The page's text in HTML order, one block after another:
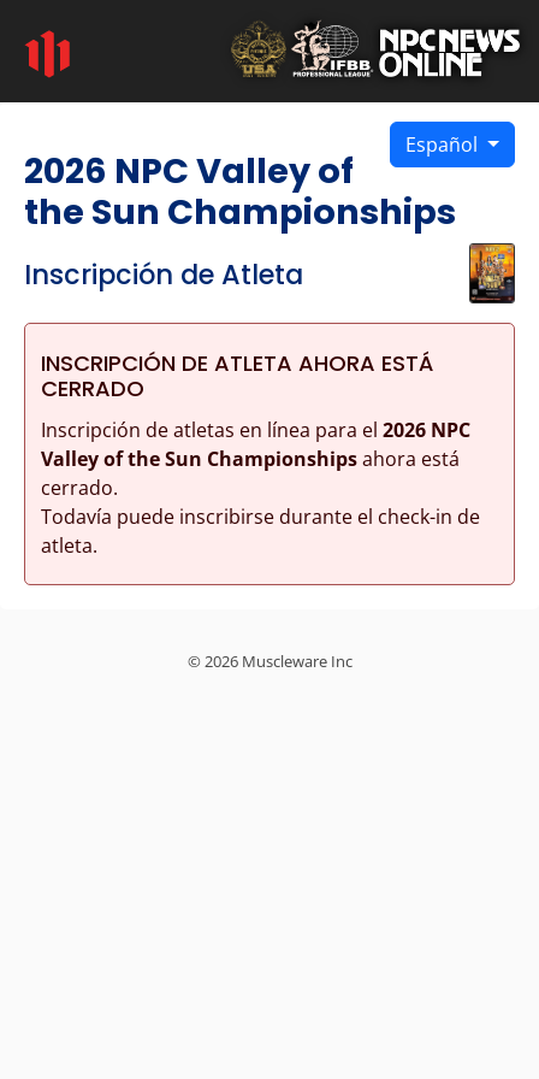
Español
2026 NPC Valley of
the Sun Championships
Inscripción de Atleta
INSCRIPCIÓN DE ATLETA AHORA ESTÁ
CERRADO
Inscripción de atletas en línea para el 2026 NPC
Valley of the Sun Championshipsahora está
cerrado.
Todavía puede inscribirse durante el check-in de
atleta.
© 2026 Muscleware Inc